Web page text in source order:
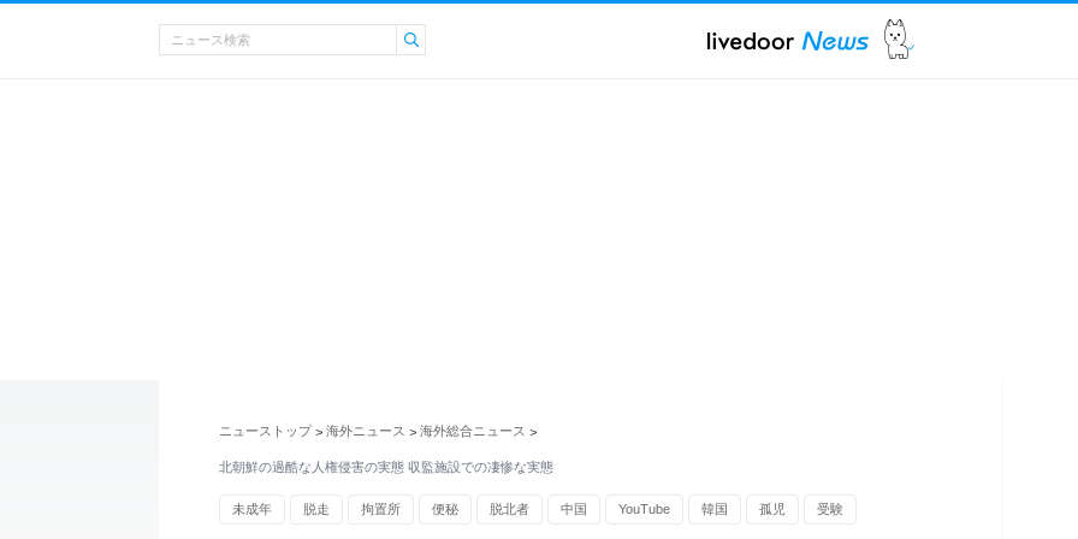
ニューストップ > 海外ニュース > 海外総合ニュース >
北朝鮮の過酷な人権侵害の実態 収監施設での凄惨な実態
未成年 脱走 拘置所 便秘 脱北者 中国 YouTube 韓国 孤児 受験